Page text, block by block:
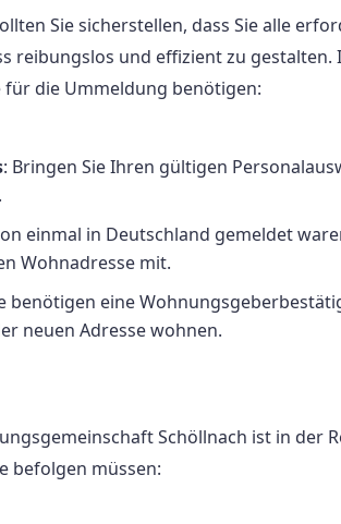
Sie sicherstellen, dass Sie alle
reibungslos und effizient zu gestalten.
die Ummeldung benötigen:
: Bringen Sie Ihren gültigen
einmal in Deutschland gemeldet
Wohnadresse mit.
benötigen eine
neuen Adresse wohnen.
Schöllnach ist in der
befolgen müssen: